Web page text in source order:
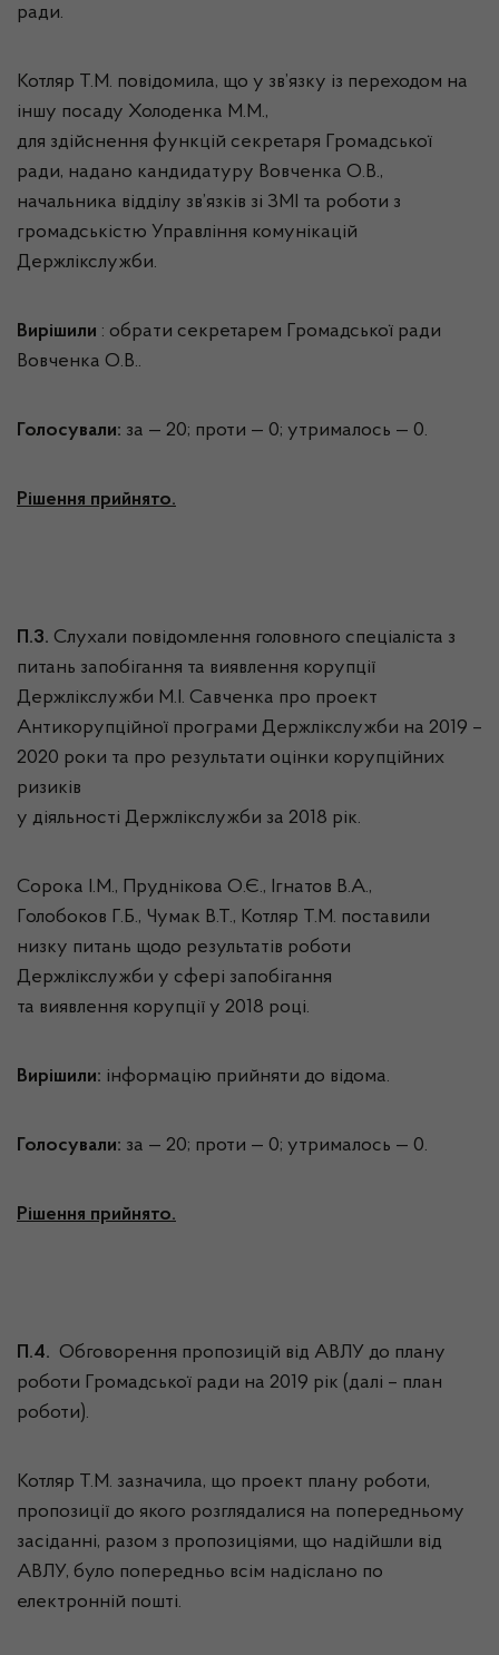
ради.
Котляр Т.М. повідомила, що у зв’язку із переходом на
іншу посаду Холоденка М.М.,
для здійснення функцій секретаря Громадської
ради, надано кандидатуру Вовченка О.В.,
начальника відділу зв’язків зі ЗМІ та роботи з
громадськістю Управління комунікацій
Держлікслужби.
Вирішили : обрати секретарем Громадської ради
Вовченка О.В..
Голосували: за — 20; проти — 0; утрималось — 0.
Рішення прийнято.
П.3. Слухали повідомлення головного спеціаліста з
питань запобігання та виявлення корупції
Держлікслужби М.І. Савченка про проект
Антикорупційної програми Держлікслужби на 2019 –
2020 роки та про результати оцінки корупційних
ризиків
у діяльності Держлікслужби за 2018 рік.
Сорока І.М., Пруднікова О.Є., Ігнатов В.А.,
Голобоков Г.Б., Чумак В.Т., Котляр Т.М. поставили
низку питань щодо результатів роботи
Держлікслужби у сфері запобігання
та виявлення корупції у 2018 році.
Вирішили: інформацію прийняти до відома.
Голосували: за — 20; проти — 0; утрималось — 0.
Рішення прийнято.
П.4. Обговорення пропозицій від АВЛУ до плану
роботи Громадської ради на 2019 рік (далі – план
роботи).
Котляр Т.М. зазначила, що проект плану роботи,
пропозиції до якого розглядалися на попередньому
засіданні, разом з пропозиціями, що надійшли від
АВЛУ, було попередньо всім надіслано по
електронній пошті.